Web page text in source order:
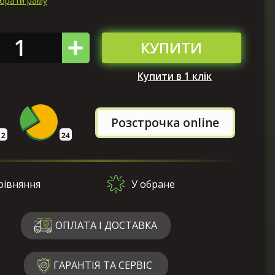
КУПИТИ
Купити в 1 клік
Розстрочка online
У обране
ОПЛАТА І ДОСТАВКА
ГАРАНТІЯ ТА СЕРВІС